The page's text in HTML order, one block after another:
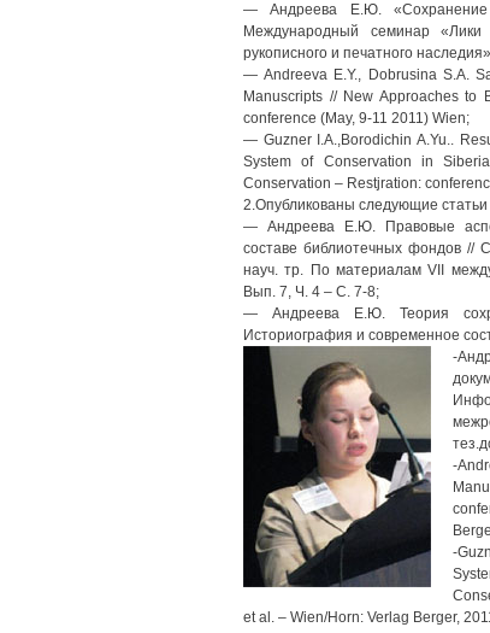
— Андреева Е.Ю.
Международный семинар
рукописного и печатного
— Andreeva E.Y., Dobrusina S.A.
Manuscripts // New Approaches to
conference (May, 9-11 2011) Wien;
— Guzner I.A.,Borodichin A.Yu..
System of Conservation in
Conservation – Restjration:
2.Опубликованы следующие
— Андреева Е.Ю. Правовые
составе библиотечных фондов //
науч. тр. По материалам VII
Вып. 7, Ч. 4 – С. 7-8;
— Андреева Е.Ю. Теория
Историография и современное
-
-
-
et al. – Wien/Horn: Verlag Berger,